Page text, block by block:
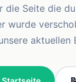
die Seite die
wurde
aktuellen